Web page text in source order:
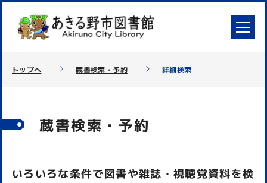
トップへ 蔵書検索・予約 詳細検索
蔵書検索・予約
いろいろな条件で図書や雑誌・視聴覚資料を検